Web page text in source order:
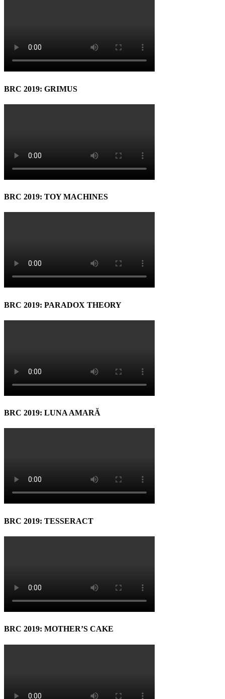
BRC 2019: GRIMUS
BRC 2019: TOY MACHINES
BRC 2019: PARADOX THEORY
BRC 2019: LUNA AMARĂ
BRC 2019: TESSERACT
BRC 2019: MOTHER’S CAKE